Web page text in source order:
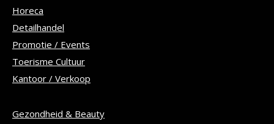
Horeca
Detailhandel
Promotie / Events
Toerisme Cultuur
Kantoor / Verkoop
Gezondheid & Beauty